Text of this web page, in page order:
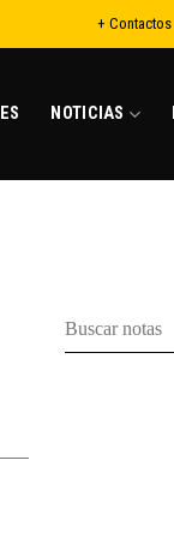
+ Contactos
NOTICIAS